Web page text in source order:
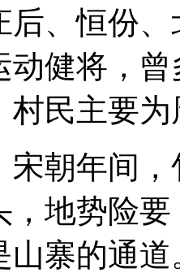
后、恒份
动健将，
村民主要
年间，竹
，地势险
山寨的通